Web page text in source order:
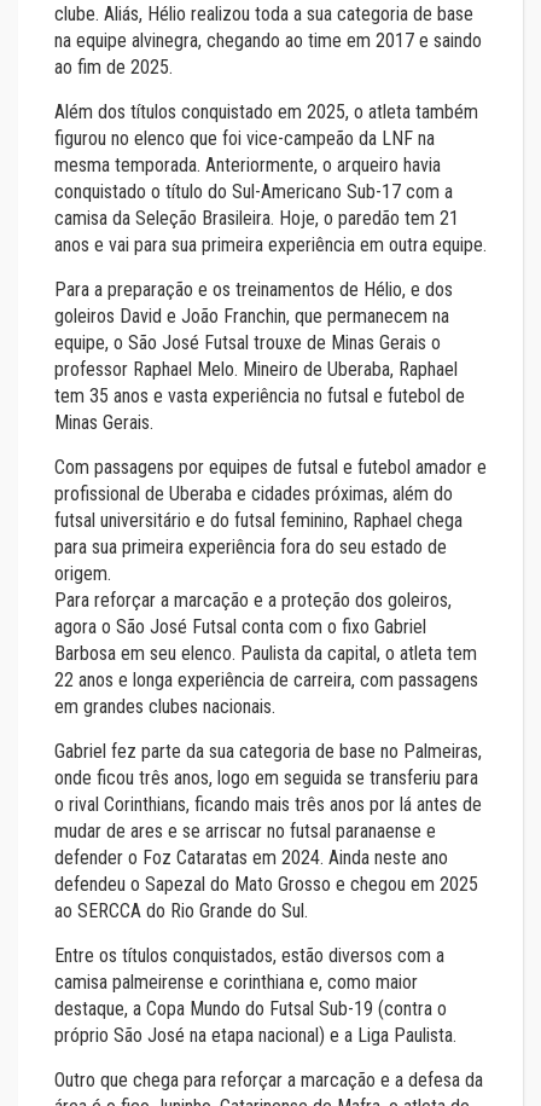
clube. Aliás, Hélio realizou toda a sua categoria de base
na equipe alvinegra, chegando ao time em 2017 e saindo
ao fim de 2025.
Além dos títulos conquistado em 2025, o atleta também
figurou no elenco que foi vice-campeão da LNF na
mesma temporada. Anteriormente, o arqueiro havia
conquistado o título do Sul-Americano Sub-17 com a
camisa da Seleção Brasileira. Hoje, o paredão tem 21
anos e vai para sua primeira experiência em outra equipe.
Para a preparação e os treinamentos de Hélio, e dos
goleiros David e João Franchin, que permanecem na
equipe, o São José Futsal trouxe de Minas Gerais o
professor Raphael Melo. Mineiro de Uberaba, Raphael
tem 35 anos e vasta experiência no futsal e futebol de
Minas Gerais.
Com passagens por equipes de futsal e futebol amador e
profissional de Uberaba e cidades próximas, além do
futsal universitário e do futsal feminino, Raphael chega
para sua primeira experiência fora do seu estado de
origem.
Para reforçar a marcação e a proteção dos goleiros,
agora o São José Futsal conta com o fixo Gabriel
Barbosa em seu elenco. Paulista da capital, o atleta tem
22 anos e longa experiência de carreira, com passagens
em grandes clubes nacionais.
Gabriel fez parte da sua categoria de base no Palmeiras,
onde ficou três anos, logo em seguida se transferiu para
o rival Corinthians, ficando mais três anos por lá antes de
mudar de ares e se arriscar no futsal paranaense e
defender o Foz Cataratas em 2024. Ainda neste ano
defendeu o Sapezal do Mato Grosso e chegou em 2025
ao SERCCA do Rio Grande do Sul.
Entre os títulos conquistados, estão diversos com a
camisa palmeirense e corinthiana e, como maior
destaque, a Copa Mundo do Futsal Sub-19 (contra o
próprio São José na etapa nacional) e a Liga Paulista.
Outro que chega para reforçar a marcação e a defesa da